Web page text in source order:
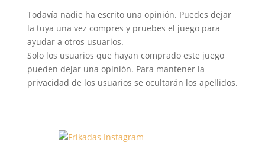
Todavía nadie ha escrito una opinión. Puedes dejar
la tuya una vez compres y pruebes el juego para
ayudar a otros usuarios.
Solo los usuarios que hayan comprado este juego
pueden dejar una opinión. Para mantener la
privacidad de los usuarios se ocultarán los apellidos.